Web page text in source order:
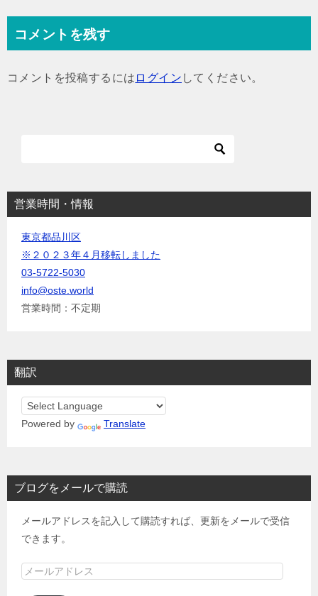
ビ
コメントを残す
コメントを投稿するには ログイン してください。
営業時間・情報
東京都品川区
※２０２３年４月移転しました
03-5722-5030
info@oste.world
営業時間：不定期
翻訳
Powered by Translate
ブログをメールで購読
メールアドレスを記入して購読すれば、更新をメールで受信
できます。
メ